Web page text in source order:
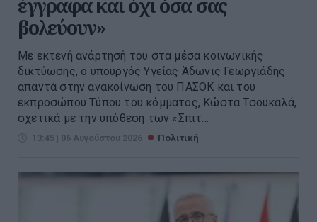
έγγραφα και όχι όσα σας
βολεύουν»
Με εκτενή ανάρτησή του στα μέσα κοινωνικής
δικτύωσης, ο υπουργός Υγείας Άδωνις Γεωργιάδης
απαντά στην ανακοίνωση του ΠΑΣΟΚ και του
εκπροσώπου Τύπου του κόμματος, Κώστα Τσουκαλά,
σχετικά με την υπόθεση των «Σπιτ...
13:45 | 06 Αυγούστου 2026 Πολιτική